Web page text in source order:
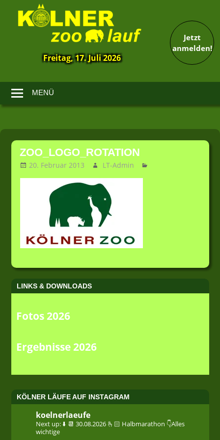
Zoolauf
Freitag, 17. Juli 2026
Jetzt
anmelden!
MENÜ
Zum
Inhalt
springenZOO_LOGO_ROTATION
20. Februar 2013 LT-Admin
LINKS & DOWNLOADS
Fotos 2026
Ergebnisse 2026
KÖLNER LÄUFE AUF INSTAGRAM
koelnerlaeufe
Next up: ⬇️ 📆 30.08.2026 🫰🏻 Halbmarathon 👇Alles
wichtige